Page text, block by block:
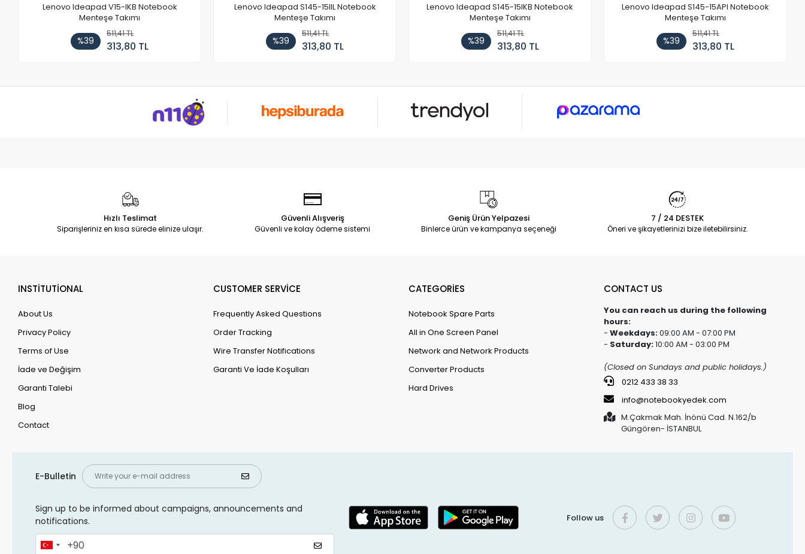
Lenovo Ideapad V15-IKB Notebook
Menteşe Takımı
%39
511,41 TL
313,80 TL
Lenovo Ideapad S145-15IIL Notebook
Menteşe Takımı
%39
511,41 TL
313,80 TL
Lenovo Ideapad S145-15IKB Notebook
Menteşe Takımı
%39
511,41 TL
313,80 TL
Lenovo Ideapad S145-15API Notebook
Menteşe Takımı
%39
511,41 TL
313,80 TL
Hızlı Teslimat
Siparişleriniz en kısa sürede elinize ulaşır.
Güvenli Alışveriş
Güvenli ve kolay ödeme sistemi
Geniş Ürün Yelpazesi
Binlerce ürün ve kampanya seçeneği
7 / 24 DESTEK
Öneri ve şikayetlerinizi bize iletebilirsiniz.
INSTİTUTİONAL
About Us
Privacy Policy
Terms of Use
İade ve Değişim
Garanti Talebi
Blog
Contact
CUSTOMER SERVİCE
Frequently Asked Questions
Order Tracking
Wire Transfer Notifications
Garanti Ve İade Koşulları
CATEGORİES
Notebook Spare Parts
All in One Screen Panel
Network and Network Products
Converter Products
Hard Drives
CONTACT US
You can reach us during the following
hours:
- Weekdays:09:00 AM - 07:00 PM
- Saturday:10:00 AM - 03:00 PM
(Closed on Sundays and public holidays.)
0212 433 38 33
info@notebookyedek.com
M.Çakmak Mah. İnönü Cad. N.162/b
Güngören- İSTANBUL
E-Bulletin
Sign up to be informed about campaigns, announcements and
notifications.
Follow us